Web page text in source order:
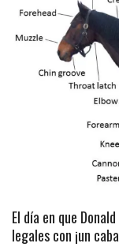
El día en que
legales con ¡un